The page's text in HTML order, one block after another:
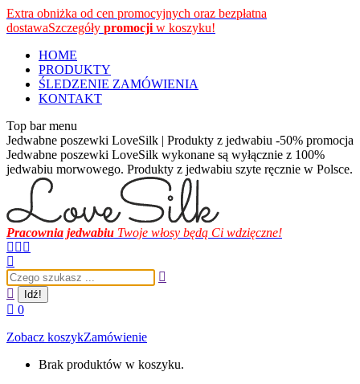
Przewiń
do
Extra obniżka od cen promocyjnych oraz bezpłatna
dostawaSzczegóły promocji w koszyku!
HOME
PRODUKTY
ŚLEDZENIE ZAMÓWIENIA
KONTAKT
Top bar menu
Jedwabne poszewki LoveSilk | Produkty z jedwabiu -50% promocja
Jedwabne poszewki LoveSilk wykonane są wyłącznie z 100%
jedwabiu morwowego. Produkty z jedwabiu szyte ręcznie w Polsce.
Pracownia jedwabiu Twoje włosy będą Ci wdzięczne!
Facebook
opens
in
new
window
Instagram
opens
in
new
window
opens
in
new
Szukaj:
0
Zobacz koszykZamówienie
Brak produktów w koszyku.